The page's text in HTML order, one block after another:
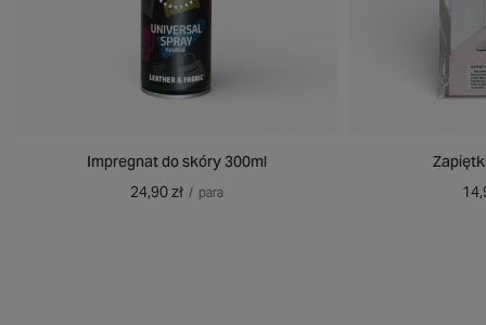
Impregnat do skóry 300ml
24,90 zł / para